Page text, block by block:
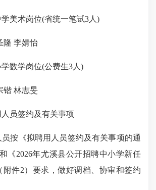
术岗位(省统一笔试3人)
李婧怡
学岗位(公费生3人)
林志旻
员签约及有关事项
《拟聘用人员签约及有关事项的通
《2026年尤溪县公开招聘中小学新任
附件2）要求，做好调档、协审和签约